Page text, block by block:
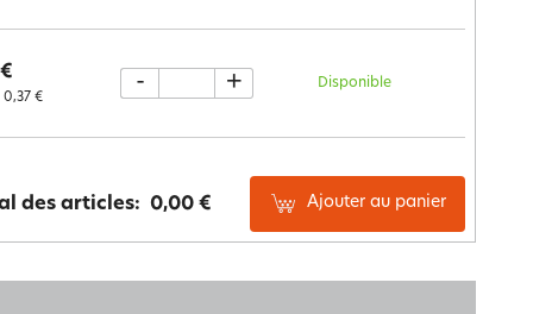
0,37 €
Disponible
- +
des articles: 0,00 € Ajouter au panier